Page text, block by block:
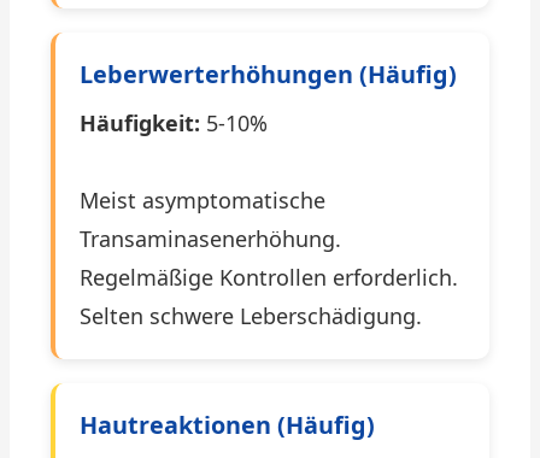
Leberwerterhöhungen (häufig)
Häufigkeit: 5-10%
Meist asymptomatische
Transaminasenerhöhung.
Regelmäßige Kontrollen erforderlich.
Selten schwere Leberschädigung.
Hautreaktionen (häufig)